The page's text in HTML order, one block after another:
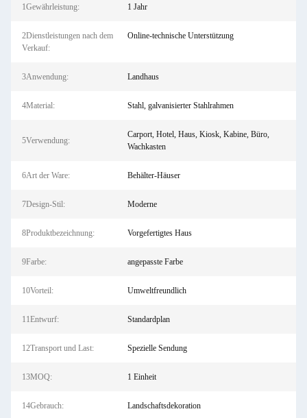
1Gewährleistung: 1 Jahr
2Dienstleistungen nach dem
Verkauf:
Online-technische Unterstützung
3Anwendung: Landhaus
4Material: Stahl, galvanisierter Stahlrahmen
5Verwendung:
Carport, Hotel, Haus, Kiosk, Kabine, Büro,
Wachkasten
6Art der Ware: Behälter-Häuser
7Design-Stil: Moderne
8Produktbezeichnung: Vorgefertigtes Haus
9Farbe: angepasste Farbe
10Vorteil: Umweltfreundlich
11Entwurf: Standardplan
12Transport und Last: Spezielle Sendung
13MOQ: 1 Einheit
14Gebrauch: Landschaftsdekoration